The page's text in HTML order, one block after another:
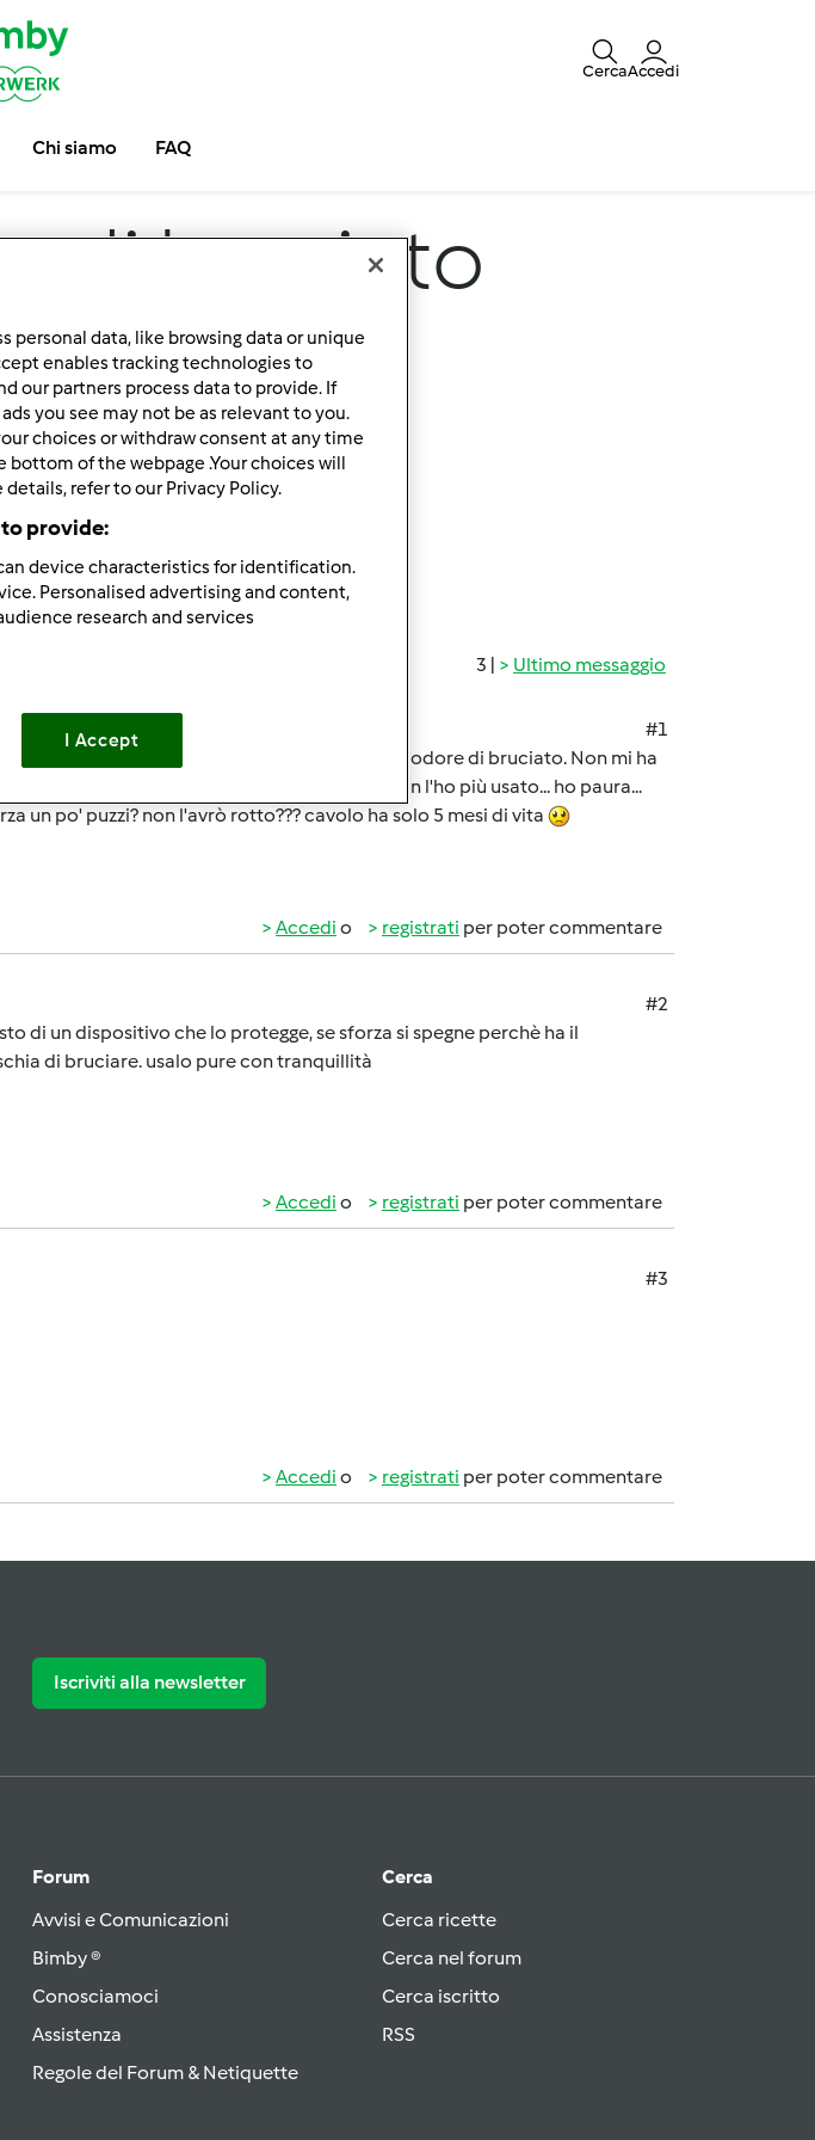
CercaAccedi
Chi siamo FAQ
di bruciato
3 | Ultimo messaggio
#1
e durante la fine della lavorazione ho sentito odore di bruciato. Non mi ha
era un po' caldo. Ho spento tutto e non l'ho più usato... ho paura...
un po' puzzi? non l'avrò rotto??? cavolo ha solo 5 mesi di vita
Accedi o registrati per poter commentare
#2
di un dispositivo che lo protegge, se sforza si spegne perchè ha il
di bruciare. usalo pure con tranquillità
Accedi o registrati per poter commentare
#3
Accedi o registrati per poter commentare
Iscriviti alla newsletter
Forum
Avvisi e Comunicazioni
Bimby ®
Conosciamoci
Assistenza
Regole del Forum & Netiquette
Cerca
Cerca ricette
Cerca nel forum
Cerca iscritto
RSS
personal data, like browsing data or unique
enables tracking technologies to
our partners process data to provide. If
you see may not be as relevant to you.
choices or withdraw consent at any time
bottom of the webpage .Your choices will
refer to our Privacy Policy.
provide:
device characteristics for identification.
Personalised advertising and content,
research and services
I Accept